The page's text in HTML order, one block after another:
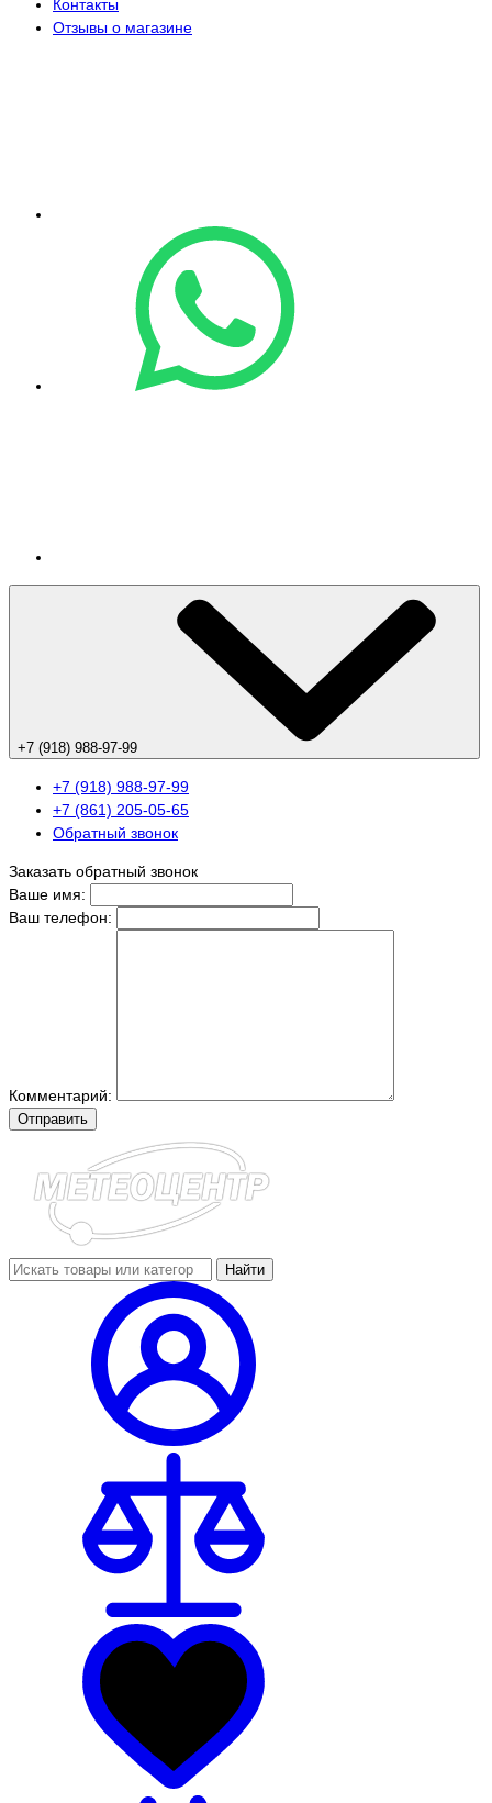
Контакты
Отзывы о магазине
+7 (918) 988-97-99
+7 (918) 988-97-99
+7 (861) 205-05-65
Обратный звонок
Заказать обратный звонок
Ваше имя:
Ваш телефон:
Комментарий:
Отправить
Найти